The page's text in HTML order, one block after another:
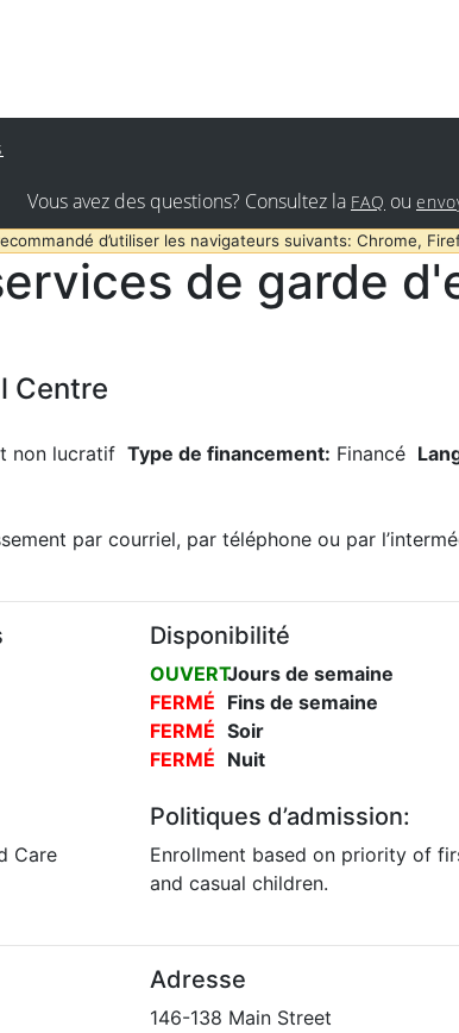
Vous avez des questions? Consultez la FAQ ou
d’utiliser les navigateurs suivants: Chrome,
de garde
Centre
non lucratif Type de financement: Financé
par courriel, par téléphone ou par
Disponibilité
OUVERTJours de semaine
FERMÉ Fins de semaine
FERMÉ Soir
FERMÉ Nuit
Care
Politiques d’admission:
Enrollment based on priority of
and casual children.
Adresse
146-138 Main Street